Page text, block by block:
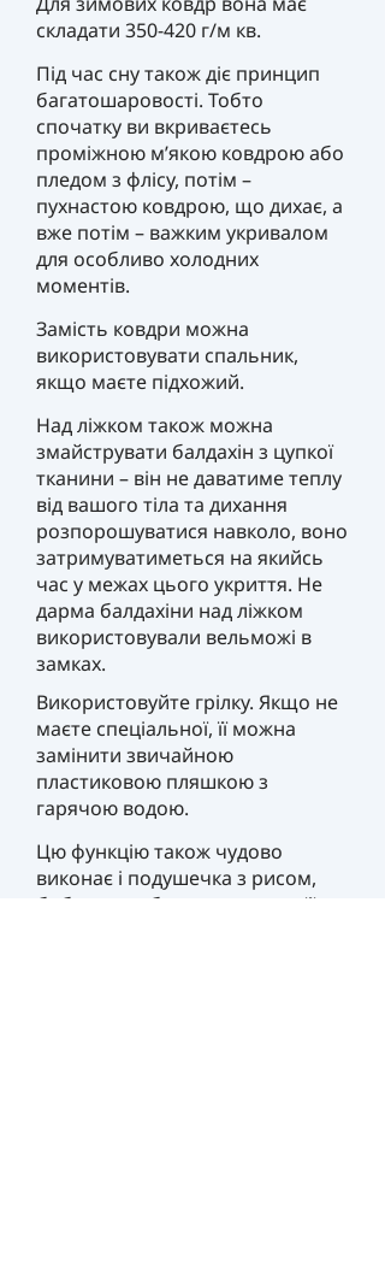
складати 350-420 г/м кв.
Під час сну також діє принцип
багатошаровості. Тобто
спочатку ви вкриваєтесь
проміжною м’якою ковдрою або
пледом з флісу, потім –
пухнастою ковдрою, що дихає, а
вже потім – важким укривалом
для особливо холодних
моментів.
Замість ковдри можна
використовувати спальник,
якщо маєте підхожий.
Над ліжком також можна
змайструвати балдахін з цупкої
тканини – він не даватиме теплу
від вашого тіла та дихання
розпорошуватися навколо, воно
затримуватиметься на якийсь
час у межах цього укриття. Не
дарма балдахіни над ліжком
використовували вельможі в
замках.
Використовуйте грілку. Якщо не
маєте спеціальної, її можна
замінити звичайною
пластиковою пляшкою з
гарячою водою.
Цю функцію також чудово
виконає і подушечка з рисом,
бобовими або кукурудзою – її